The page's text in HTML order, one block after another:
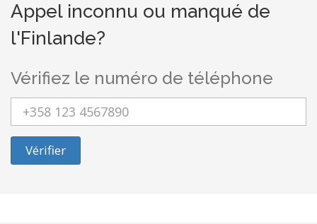
Appel inconnu ou manqué de
l'Finlande?
Vérifiez le numéro de téléphone
Vérifier